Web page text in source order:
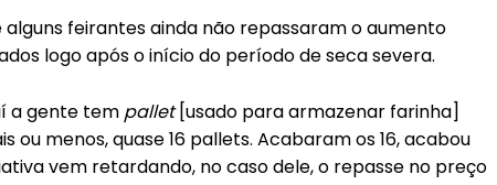
feirantes ainda não repassaram o aumento
logo após o início do período de seca severa.
a gente tem pallet[usado para armazenar farinha]
menos, quase 16 pallets. Acabaram os 16, acabou
vem retardando, no caso dele, o repasse no preço